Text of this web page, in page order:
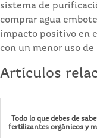
sistema de
comprar agua
impacto positivo en
con un menor uso
Artículos
Todo lo que debes de
fertilizantes orgánicos y